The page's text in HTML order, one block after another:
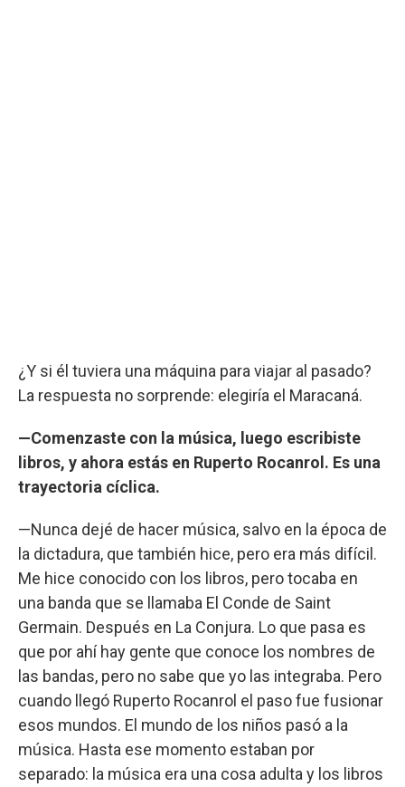
¿Y si él tuviera una máquina para viajar al pasado?
La respuesta no sorprende: elegiría el Maracaná.
—Comenzaste con la música, luego escribiste
libros, y ahora estás en Ruperto Rocanrol. Es una
trayectoria cíclica.
—Nunca dejé de hacer música, salvo en la época de
la dictadura, que también hice, pero era más difícil.
Me hice conocido con los libros, pero tocaba en
una banda que se llamaba El Conde de Saint
Germain. Después en La Conjura. Lo que pasa es
que por ahí hay gente que conoce los nombres de
las bandas, pero no sabe que yo las integraba. Pero
cuando llegó Ruperto Rocanrol el paso fue fusionar
esos mundos. El mundo de los niños pasó a la
música. Hasta ese momento estaban por
separado: la música era una cosa adulta y los libros